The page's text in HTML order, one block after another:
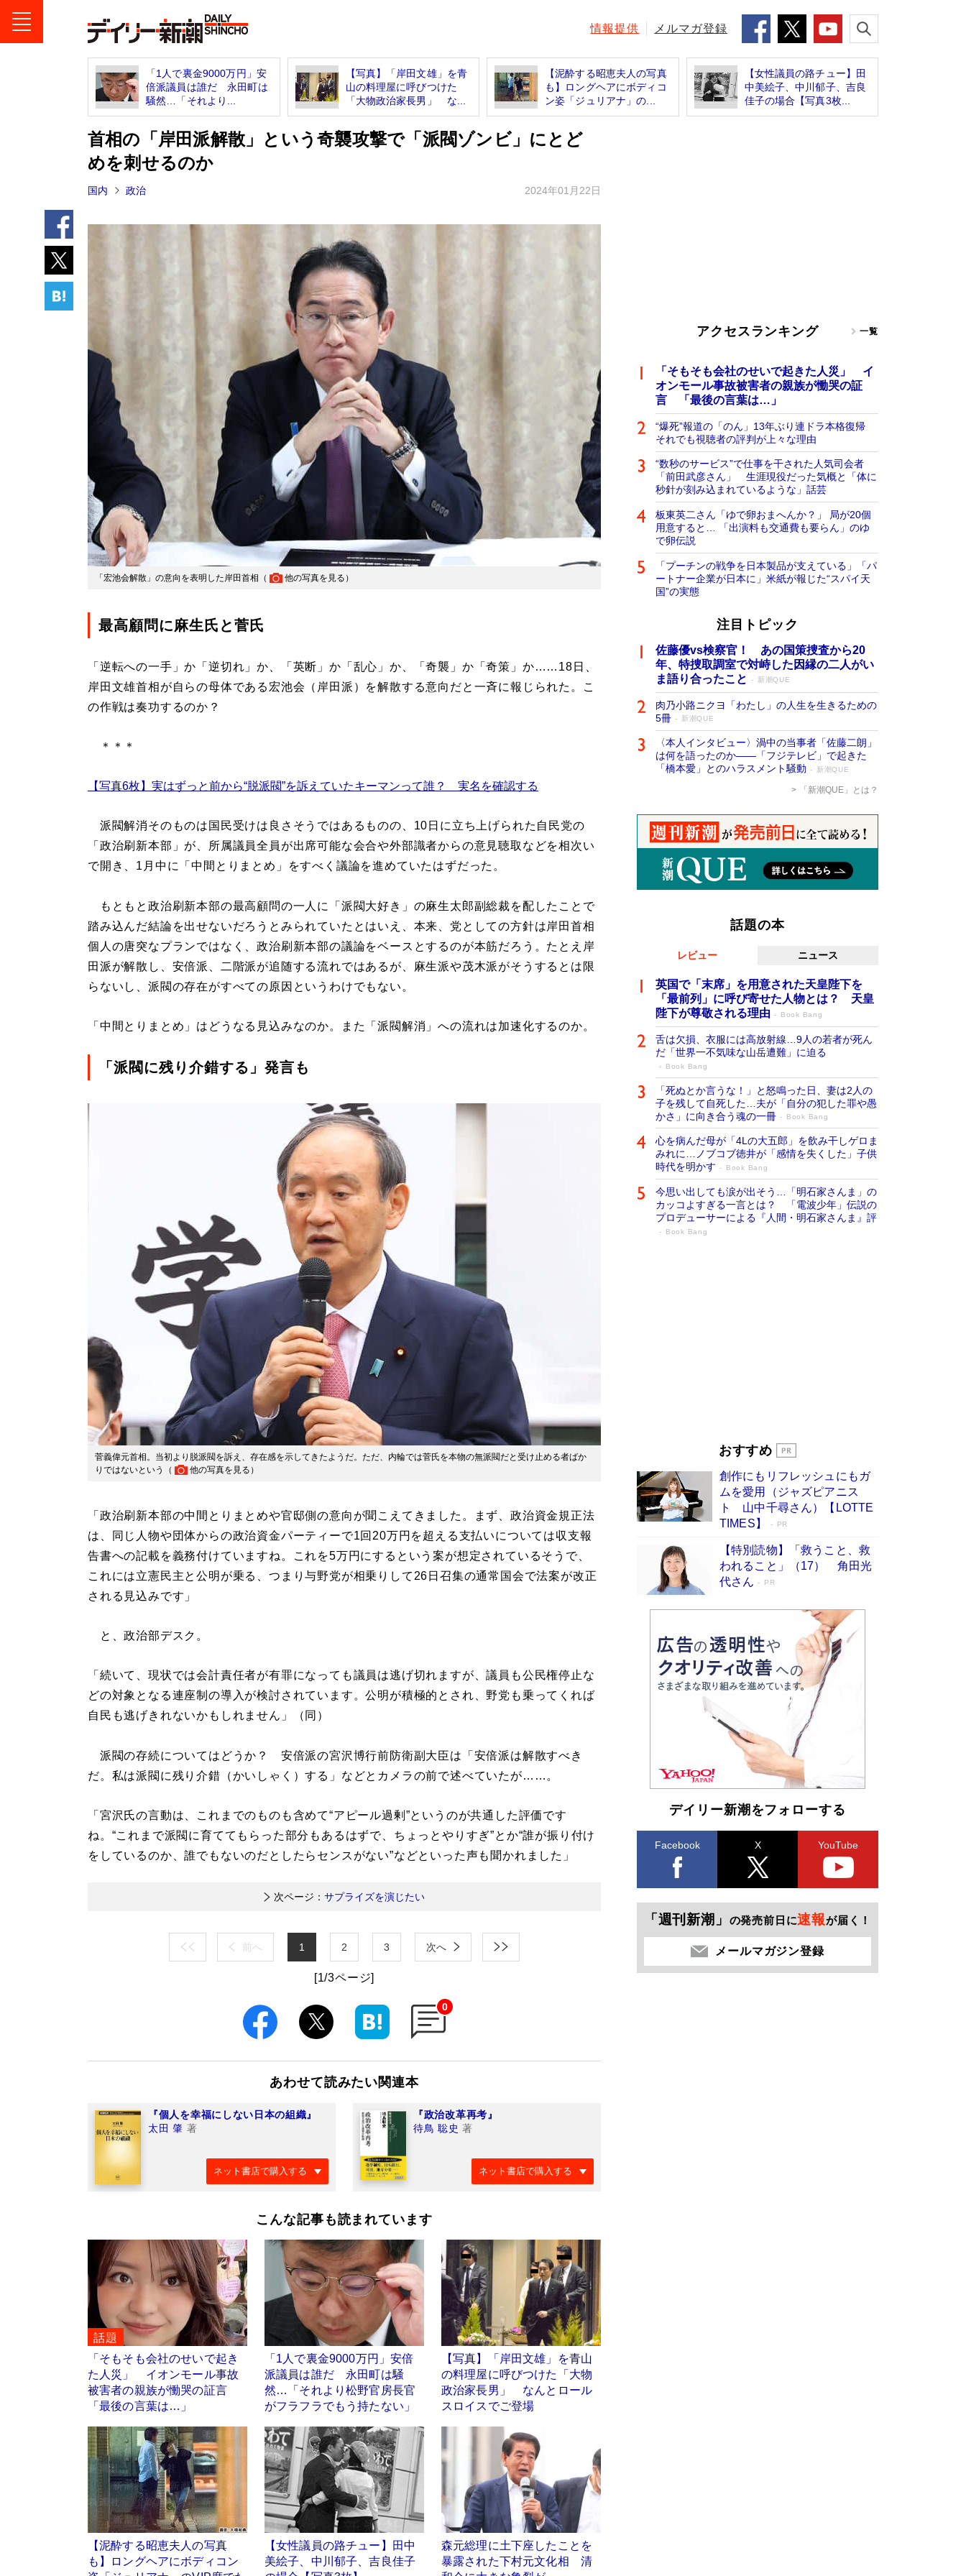
情報提供 メルマガ登録
「1人で裏金9000万円」安
倍派議員は誰だ 永田町は
騒然…「それより...
【写真】「岸田文雄」を青
山の料理屋に呼びつけた
「大物政治家長男」 な...
【泥酔する昭恵夫人の写真
も】ロングヘアにボディコ
ン姿「ジュリアナ」の...
【女性議員の路チュー】田
中美絵子、中川郁子、吉良
佳子の場合【写真3枚...
首相の「岸田派解散」という奇襲攻撃で「派閥ゾンビ」にとど
めを刺せるのか
国内 政治 2024年01月22日
「宏池会解散」の意向を表明した岸田首相（ 他の写真を見る ）
最高顧問に麻生氏と菅氏
「逆転への一手」か「逆切れ」か、「英断」か「乱心」か、「奇襲」か「奇策」か……18日、
岸田文雄首相が自らの母体である宏池会（岸田派）を解散する意向だと一斉に報じられた。こ
の作戦は奏功するのか？
＊＊＊
【写真6枚】実はずっと前から“脱派閥”を訴えていたキーマンって誰？ 実名を確認する
派閥解消そのものは国民受けは良さそうではあるものの、10日に立ち上げられた自民党の
「政治刷新本部」が、所属議員全員が出席可能な会合や外部識者からの意見聴取などを相次い
で開き、1月中に「中間とりまとめ」をすべく議論を進めていたはずだった。
もともと政治刷新本部の最高顧問の一人に「派閥大好き」の麻生太郎副総裁を配したことで
踏み込んだ結論を出せないだろうとみられていたとはいえ、本来、党としての方針は岸田首相
個人の唐突なプランではなく、政治刷新本部の議論をベースとするのが本筋だろう。たとえ岸
田派が解散し、安倍派、二階派が追随する流れではあるが、麻生派や茂木派がそうするとは限
らないし、派閥の存在がすべての原因というわけでもない。
「中間とりまとめ」はどうなる見込みなのか。また「派閥解消」への流れは加速化するのか。
「派閥に残り介錯する」発言も
菅義偉元首相。当初より脱派閥を訴え、存在感を示してきたようだ。ただ、内輪では菅氏を本物の無派閥だと受け止める者ばか
りではないという（
他の写真を見る ）
「政治刷新本部の中間とりまとめや官邸側の意向が聞こえてきました。まず、政治資金規正法
は、同じ人物や団体からの政治資金パーティーで1回20万円を超える支払いについては収支報
告書への記載を義務付けていますね。これを5万円にするという案が想定されているそうで、
これには立憲民主と公明が乗る、つまり与野党が相乗りして26日召集の通常国会で法案が改正
される見込みです」
と、政治部デスク。
「続いて、現状では会計責任者が有罪になっても議員は逃げ切れますが、議員も公民権停止な
どの対象となる連座制の導入が検討されています。公明が積極的とされ、野党も乗ってくれば
自民も逃げきれないかもしれません」（同）
派閥の存続についてはどうか？ 安倍派の宮沢博行前防衛副大臣は「安倍派は解散すべき
だ。私は派閥に残り介錯（かいしゃく）する」などとカメラの前で述べていたが……。
「宮沢氏の言動は、これまでのものも含めて“アピール過剰”というのが共通した評価です
ね。“これまで派閥に育ててもらった部分もあるはずで、ちょっとやりすぎ”とか“誰が振り付け
をしているのか、誰でもないのだとしたらセンスがない”などといった声も聞かれました」
次ページ： サプライズを演じたい
前へ 1 2 3 次へ
[1/3ページ]
0
あわせて読みたい関連本
『個人を幸福にしない日本の組織』
太田 肇 著
ネット書店で購入する
『政治改革再考』
待鳥 聡史 著
ネット書店で購入する
こんな記事も読まれています
話題
「そもそも会社のせいで起き
た人災」 イオンモール事故
被害者の親族が慟哭の証言
「最後の言葉は…」
「1人で裏金9000万円」安倍
派議員は誰だ 永田町は騒
然…「それより松野官房長官
がフラフラでもう持たない」
【写真】「岸田文雄」を青山
の料理屋に呼びつけた「大物
政治家長男」 なんとロール
スロイスでご登場
【泥酔する昭恵夫人の写真
も】ロングヘアにボディコン
【女性議員の路チュー】田中
美絵子、中川郁子、吉良佳子
森元総理に土下座したことを
暴露された下村元文化相 清
アクセスランキング 一覧
「そもそも会社のせいで起きた人災」 イ
オンモール事故被害者の親族が慟哭の証
言 「最後の言葉は…」
“爆死”報道の「のん」13年ぶり連ドラ本格復帰
それでも視聴者の評判が上々な理由
“数秒のサービス”で仕事を干された人気司会者
「前田武彦さん」 生涯現役だった気概と「体に
秒針が刻み込まれているような」話芸
板東英二さん「ゆで卵おまへんか？」 局が20個
用意すると… 「出演料も交通費も要らん」のゆ
で卵伝説
「プーチンの戦争を日本製品が支えている」「パ
ートナー企業が日本に」米紙が報じた“スパイ天
国”の実態
注目トピック
佐藤優vs検察官！ あの国策捜査から20
年、特捜取調室で対峙した因縁の二人がい
ま語り合ったこと
新潮QUE
肉乃小路ニクヨ「わたし」の人生を生きるための
5冊
新潮QUE
〈本人インタビュー〉渦中の当事者「佐藤二朗」
は何を語ったのか――「フジテレビ」で起きた
「橋本愛」とのハラスメント騒動
新潮QUE
「新潮QUE」とは？
話題の本
レビュー ニュース
英国で「末席」を用意された天皇陛下を
「最前列」に呼び寄せた人物とは？ 天皇
陛下が尊敬される理由
Book Bang
舌は欠損、衣服には高放射線…9人の若者が死ん
だ「世界一不気味な山岳遭難」に迫る
Book Bang
「死ぬとか言うな！」と怒鳴った日、妻は2人の
子を残して自死した…夫が「自分の犯した罪や愚
かさ」に向き合う魂の一冊
Book Bang
心を病んだ母が「4Lの大五郎」を飲み干しゲロま
みれに…ノブコブ徳井が「感情を失くした」子供
時代を明かす
Book Bang
今思い出しても涙が出そう…「明石家さんま」の
カッコよすぎる一言とは？ 「電波少年」伝説の
プロデューサーによる『人間・明石家さんま』評
Book Bang
俳優・高嶋政伸が家族に教わった“人を育てるコ
東野圭吾、伊坂幸太郎の人気シリーズ最新作どち
らも文庫化 映画化された直木賞受賞作もランク
イン［文庫ベストセラー］
Book Bang
おすすめ
創作にもリフレッシュにもガ
ムを愛用（ジャズピアニス
ト 山中千尋さん）【LOTTE
TIMES】
PR
【特別読物】「救うこと、救
われること」（17） 角田光
代さん
PR
デイリー新潮をフォローする
Facebook X YouTube
「週刊新潮」 の発売前日に速報が届く！
メールマガジン登録